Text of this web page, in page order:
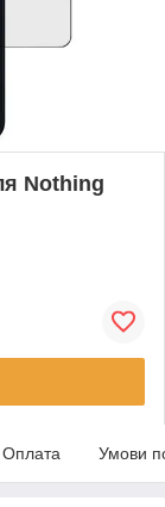
Nothing
Оплата Умови